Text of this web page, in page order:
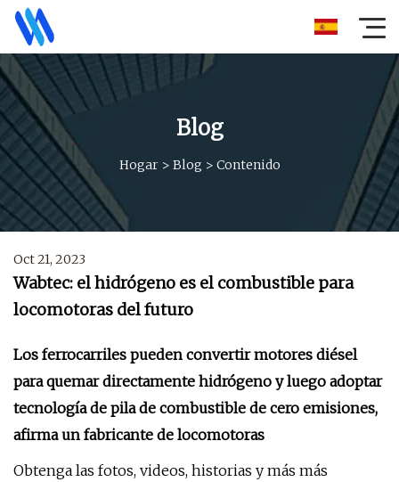
Blog
Hogar> Blog > Contenido
Oct 21, 2023
Wabtec: el hidrógeno es el combustible para
locomotoras del futuro
Los ferrocarriles pueden convertir motores diésel
para quemar directamente hidrógeno y luego adoptar
tecnología de pila de combustible de cero emisiones,
afirma un fabricante de locomotoras
Obtenga las fotos, videos, historias y más más